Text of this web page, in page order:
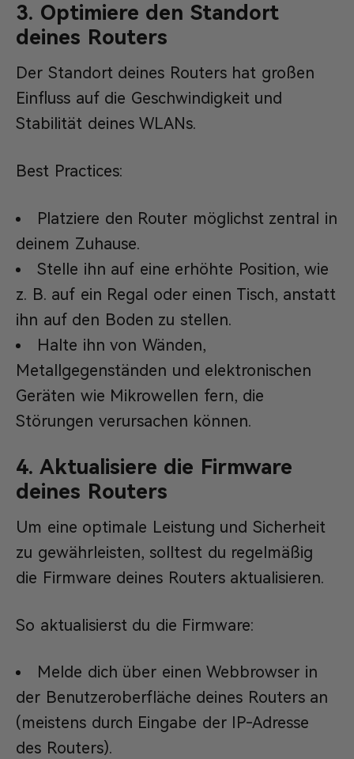
3. Optimiere den Standort
deines Routers
Der Standort deines Routers hat großen
Einfluss auf die Geschwindigkeit und
Stabilität deines WLANs.
Best Practices:
Platziere den Router möglichst zentral in
deinem Zuhause.
Stelle ihn auf eine erhöhte Position, wie
z. B. auf ein Regal oder einen Tisch, anstatt
ihn auf den Boden zu stellen.
Halte ihn von Wänden,
Metallgegenständen und elektronischen
Geräten wie Mikrowellen fern, die
Störungen verursachen können.
4. Aktualisiere die Firmware
deines Routers
Um eine optimale Leistung und Sicherheit
zu gewährleisten, solltest du regelmäßig
die Firmware deines Routers aktualisieren.
So aktualisierst du die Firmware:
Melde dich über einen Webbrowser in
der Benutzeroberfläche deines Routers an
(meistens durch Eingabe der IP-Adresse
des Routers).